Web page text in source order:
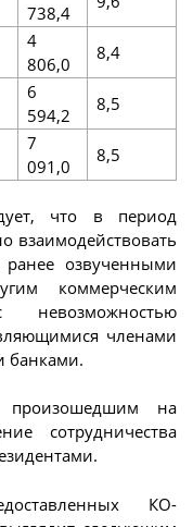
738,4
4
806,0
8,4
6
594,2
8,5
7
091,0
8,5
что в период
взаимодействовать
озвученными
коммерческим
членами
банками.
произошедшим на
сотрудничества
КО-